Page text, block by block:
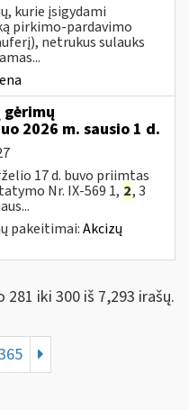
kurie įsigydami
pirkimo-pardavimo
netrukus sulauks
2026 m. sausio 1 d.
17 d. buvo priimtas
Nr. IX-569 1, 2, 3
pakeitimai:Akcizų
281 iki 300 iš 7,293 irašų.